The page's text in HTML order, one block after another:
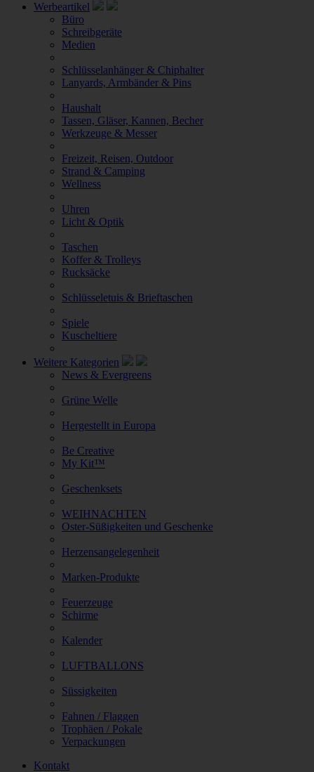
Werbeartikel
Büro
Schreibgeräte
Medien
Schlüsselanhänger & Chiphalter
Lanyards, Armbänder & Pins
Haushalt
Tassen, Gläser, Kannen, Becher
Werkzeuge & Messer
Freizeit, Reisen, Outdoor
Strand & Camping
Wellness
Uhren
Licht & Optik
Taschen
Koffer & Trolleys
Rucksäcke
Schlüsseletuis & Brieftaschen
Spiele
Kuscheltiere
Weitere Kategorien
News & Evergreens
Grüne Welle
Hergestellt in Europa
Be Creative
My Kit™
Geschenksets
WEIHNACHTEN
Oster-Süßigkeiten und Geschenke
Herzensangelegenheit
Marken-Produkte
Feuerzeuge
Schirme
Kalender
LUFTBALLONS
Süssigkeiten
Fahnen / Flaggen
Trophäen / Pokale
Verpackungen
Kontakt